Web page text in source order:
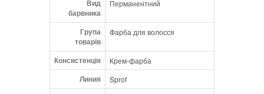
• більше властивостей, що кондиціонують;
• швидше проникнення лугу;
• додає блиск;
• покращує нанесення фарби.
Широкий асортимент чистих відтінків від
світлих до дуже темних кольорів. 100%
покриття сивини.
Вид
барвника
Перманентний
Група
товарів
Фарба для волосся
Консистенція Крем-фарба
Линия Sprof